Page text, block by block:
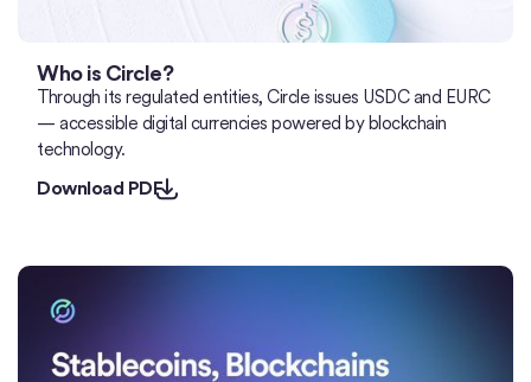
Who is Circle?
Through its regulated entities, Circle issues USDC and EURC
— accessible digital currencies powered by blockchain
technology.
Download PDF